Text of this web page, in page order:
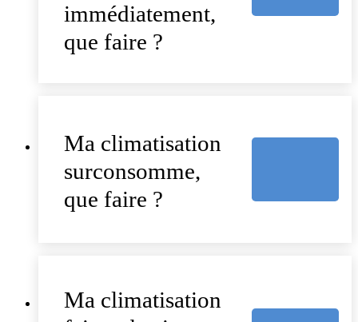
immédiatement,
que faire ?
Ma climatisation
surconsomme,
que faire ?
Ma climatisation